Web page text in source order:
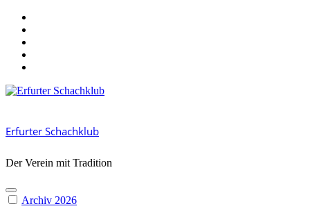
Skip
content
Erfurter Schachklub
Der Verein mit Tradition
Archiv 2026